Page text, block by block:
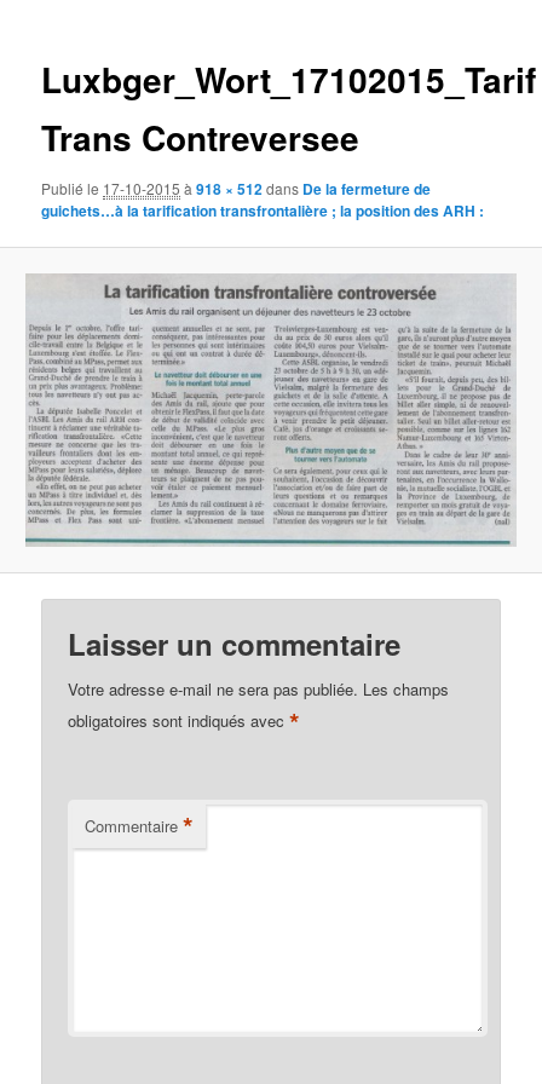
Luxbger_Wort_17102015_Tarif
Trans Contreversee
Publié le 17-10-2015 à918 × 512dans De la fermeture de
guichets…à la tarification transfrontalière ; la position des ARH :
Laisser un commentaire
Votre adresse e-mail ne sera pas publiée. Les champs
obligatoires sont indiqués avec*
Commentaire *